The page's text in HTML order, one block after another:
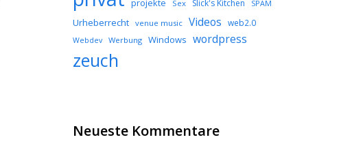
projekte Sex Slick's Kitchen SPAM
Urheberrecht venue music Videos web2.0
Webdev Werbung Windows wordpress
zeuch
Neueste Kommentare